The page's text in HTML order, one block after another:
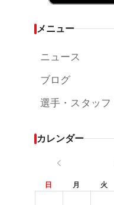
メニュー
ニュース
ブログ
選手・スタッフ
カレンダー
日 月 火